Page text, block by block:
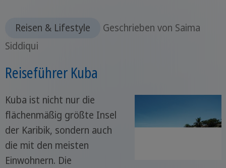
Reisen & Lifestyle
Geschrieben von Saima
Siddiqui
Reiseführer Kuba
Kuba ist nicht nur die
flächenmäßig größte Insel
der Karibik, sondern auch
die mit den meisten
Einwohnern. Die